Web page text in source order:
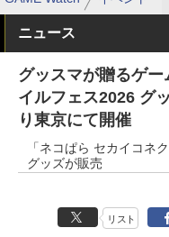
ニュース
グッスマが贈るゲ
イルフェス2026 グ
り東京にて開催
「ネコぱら セカイコネ
グッズが販売
リスト